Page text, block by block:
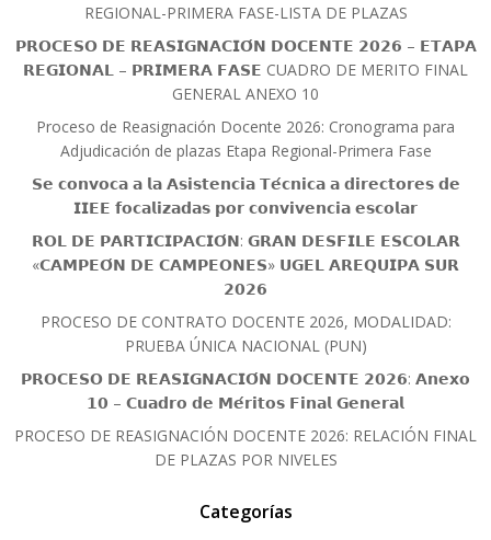
REGIONAL-PRIMERA FASE-LISTA DE PLAZAS
𝗣𝗥𝗢𝗖𝗘𝗦𝗢 𝗗𝗘 𝗥𝗘𝗔𝗦𝗜𝗚𝗡𝗔𝗖𝗜𝗢́𝗡 𝗗𝗢𝗖𝗘𝗡𝗧𝗘 𝟮𝟬𝟮𝟲 – 𝗘𝗧𝗔𝗣𝗔
𝗥𝗘𝗚𝗜𝗢𝗡𝗔𝗟 – 𝗣𝗥𝗜𝗠𝗘𝗥𝗔 𝗙𝗔𝗦𝗘 CUADRO DE MERITO FINAL
GENERAL ANEXO 10
Proceso de Reasignación Docente 2026: Cronograma para
Adjudicación de plazas Etapa Regional-Primera Fase
𝗦𝗲 𝗰𝗼𝗻𝘃𝗼𝗰𝗮 𝗮 𝗹𝗮 𝗔𝘀𝗶𝘀𝘁𝗲𝗻𝗰𝗶𝗮 𝗧𝗲́𝗰𝗻𝗶𝗰𝗮 𝗮 𝗱𝗶𝗿𝗲𝗰𝘁𝗼𝗿𝗲𝘀 𝗱𝗲
𝗜𝗜𝗘𝗘 𝗳𝗼𝗰𝗮𝗹𝗶𝘇𝗮𝗱𝗮𝘀 𝗽𝗼𝗿 𝗰𝗼𝗻𝘃𝗶𝘃𝗲𝗻𝗰𝗶𝗮 𝗲𝘀𝗰𝗼𝗹𝗮𝗿
𝗥𝗢𝗟 𝗗𝗘 𝗣𝗔𝗥𝗧𝗜𝗖𝗜𝗣𝗔𝗖𝗜𝗢́𝗡: 𝗚𝗥𝗔𝗡 𝗗𝗘𝗦𝗙𝗜𝗟𝗘 𝗘𝗦𝗖𝗢𝗟𝗔𝗥
«𝗖𝗔𝗠𝗣𝗘𝗢́𝗡 𝗗𝗘 𝗖𝗔𝗠𝗣𝗘𝗢𝗡𝗘𝗦» 𝗨𝗚𝗘𝗟 𝗔𝗥𝗘𝗤𝗨𝗜𝗣𝗔 𝗦𝗨𝗥
𝟮𝟬𝟮𝟲
PROCESO DE CONTRATO DOCENTE 2026, MODALIDAD:
PRUEBA ÚNICA NACIONAL (PUN)
𝗣𝗥𝗢𝗖𝗘𝗦𝗢 𝗗𝗘 𝗥𝗘𝗔𝗦𝗜𝗚𝗡𝗔𝗖𝗜𝗢́𝗡 𝗗𝗢𝗖𝗘𝗡𝗧𝗘 𝟮𝟬𝟮𝟲: 𝗔𝗻𝗲𝘅𝗼
𝟭𝟬 – 𝗖𝘂𝗮𝗱𝗿𝗼 𝗱𝗲 𝗠𝗲́𝗿𝗶𝘁𝗼𝘀 𝗙𝗶𝗻𝗮𝗹 𝗚𝗲𝗻𝗲𝗿𝗮𝗹
PROCESO DE REASIGNACIÓN DOCENTE 2026: RELACIÓN FINAL
DE PLAZAS POR NIVELES
Categorías